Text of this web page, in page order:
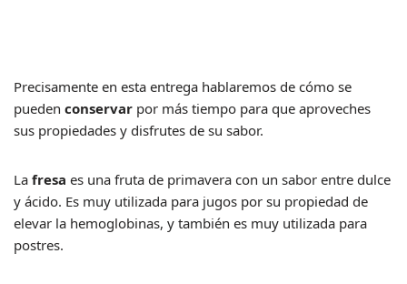
Precisamente en esta entrega hablaremos de cómo se
pueden conservar por más tiempo para que aproveches
sus propiedades y disfrutes de su sabor.
La fresa es una fruta de primavera con un sabor entre dulce
y ácido. Es muy utilizada para jugos por su propiedad de
elevar la hemoglobinas, y también es muy utilizada para
postres.